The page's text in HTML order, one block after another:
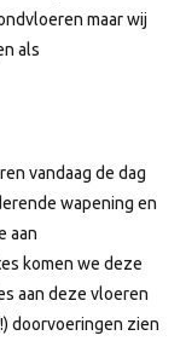
maar wij
als
vandaag de dag
wapening en
aan
komen we deze
aan deze vloeren
doorvoeringen zien